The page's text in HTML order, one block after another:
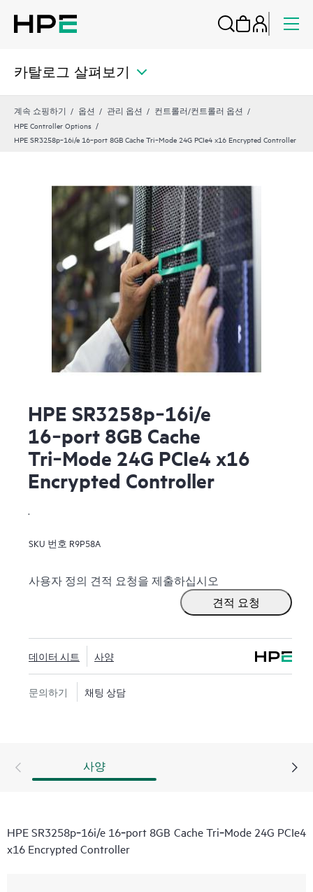
카탈로그 살펴보기
계속 쇼핑하기 옵션 관리 옵션
컨트롤러/컨트롤러 옵션
HPE Controller Options
HPE SR3258p‑16i/e 16‑port 8GB Cache Tri‑Mode 24G PCIe4 x16 Encrypted Controller
HPE SR3258p‑16i/e
16‑port 8GB Cache
Tri‑Mode 24G PCIe4 x16
Encrypted Controller
SKU 번호 R9P58A
사용자 정의 견적 요청을 제출하십시오
견적 요청
데이터 시트 사양
문의하기 채팅 상담
사양
HPE SR3258p‑16i/e 16‑port 8GB Cache Tri‑Mode 24G PCIe4
x16 Encrypted Controller